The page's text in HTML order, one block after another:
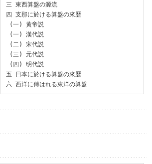
三 東西算盤の源流
四 支那に於ける算盤の來歴
五 日本に於ける算盤の來歴
六 西洋に傅はれる東洋の算盤